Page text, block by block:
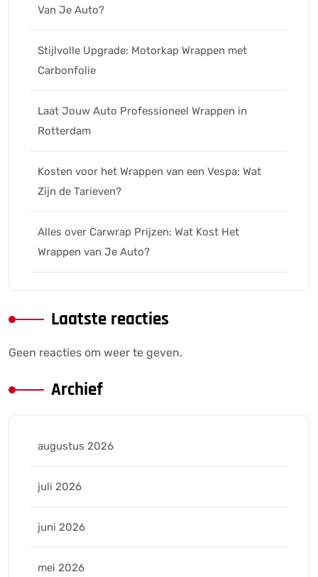
Van Je Auto?
Stijlvolle Upgrade: Motorkap Wrappen met
Carbonfolie
Laat Jouw Auto Professioneel Wrappen in
Rotterdam
Kosten voor het Wrappen van een Vespa: Wat
Zijn de Tarieven?
Alles over Carwrap Prijzen: Wat Kost Het
Wrappen van Je Auto?
Laatste reacties
Geen reacties om weer te geven.
Archief
augustus 2026
juli 2026
juni 2026
mei 2026